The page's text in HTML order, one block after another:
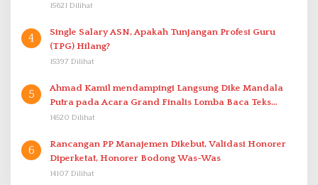
15621 Dilihat
4
Single Salary ASN, Apakah Tunjangan Profesi Guru
(TPG) Hilang?
15397 Dilihat
5
Ahmad Kamil mendampingi Langsung Dike Mandala
Putra pada Acara Grand Finalis Lomba Baca Teks
Proklamasi Mirip Bung Karno di Bali
14520 Dilihat
6
Rancangan PP Manajemen Dikebut, Validasi Honorer
Diperketat, Honorer Bodong Was-Was
14107 Dilihat